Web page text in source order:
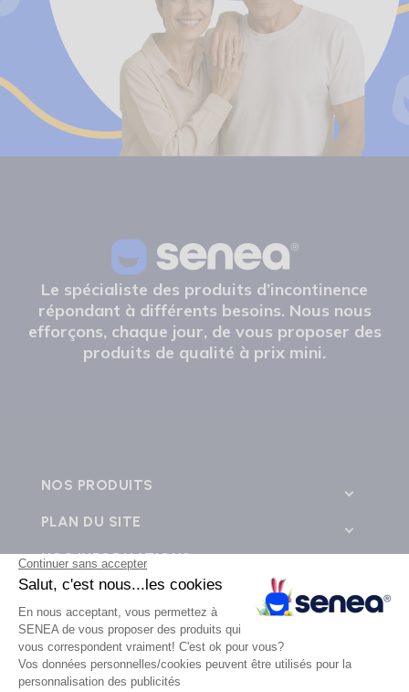
Le spécialiste des produits d’incontinence
répondant à différents besoins. Nous nous
efforçons, chaque jour, de vous proposer des
produits de qualité à prix mini.
NOS PRODUITS
PLAN DU SITE
NOS INFORMATIONS
CONTACTEZ-NOUS